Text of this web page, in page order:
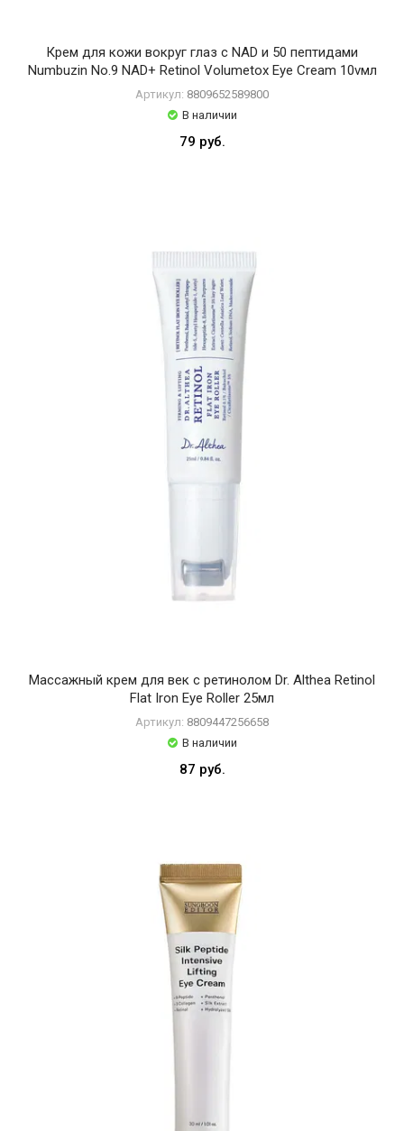
Крем для кожи вокруг глаз с NAD и 50 пептидами
Numbuzin No.9 NAD+ Retinol Volumetox Eye Cream 10vмл
Артикул: 8809652589800
В наличии
79 руб.
Массажный крем для век с ретинолом Dr. Althea Retinol
Flat Iron Eye Roller 25мл
Артикул: 8809447256658
В наличии
87 руб.